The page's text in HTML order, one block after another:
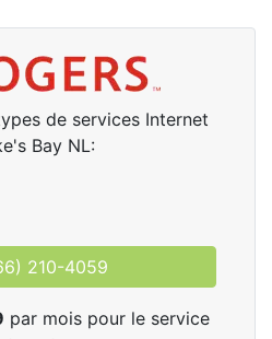
de services Internet
Bay NL:
210-4059
par mois pour le service